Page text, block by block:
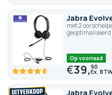
Jabra
met 2
geoptimaliseerd
92 100
Op voorraad
€39,90
Jabra